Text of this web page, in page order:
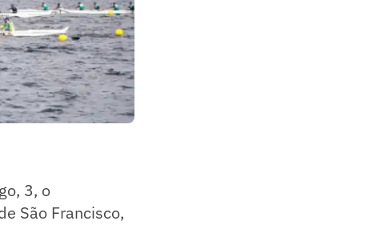
3, o
São Francisco,